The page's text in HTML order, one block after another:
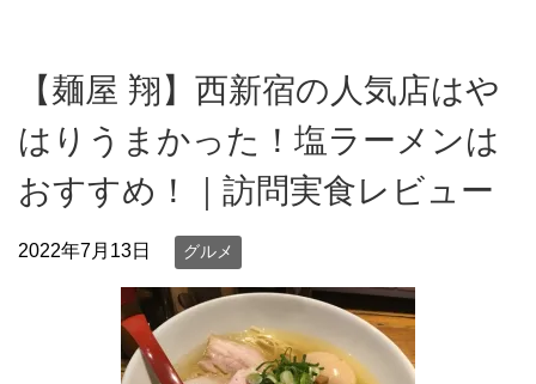
【麺屋 翔】西新宿の人気店はや
はりうまかった！塩ラーメンは
おすすめ！｜訪問実食レビュー
2022年7月13日 グルメ